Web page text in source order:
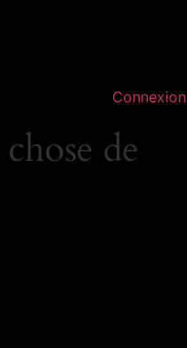
Connexion
de